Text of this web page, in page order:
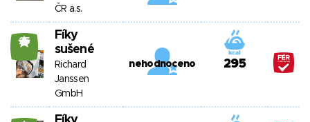
ČR a.s.
25
Fíky
sušené
Richard
Janssen
GmbH
nehodnoceno 295